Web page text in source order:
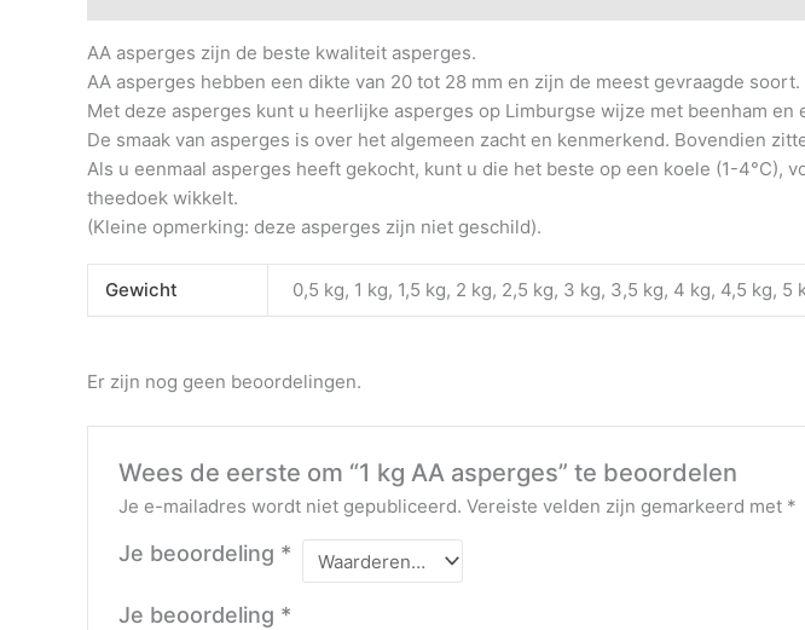
AA asperges zijn de beste kwaliteit asperges.
AA asperges hebben een dikte van 20 tot 28 mm en zijn de meest gevraagde soort.
Met deze asperges kunt u heerlijke asperges op Limburgse wijze met beenham en
De smaak van asperges is over het algemeen zacht en kenmerkend. Bovendien
Als u eenmaal asperges heeft gekocht, kunt u die het beste op een koele (1-
theedoek wikkelt.
(Kleine opmerking: deze asperges zijn niet geschild).
Gewicht 0,5 kg, 1 kg, 1,5 kg, 2 kg, 2,5 kg, 3 kg, 3,5 kg, 4 kg, 4,5 kg, 5
Er zijn nog geen beoordelingen.
Wees de eerste om “1 kg AA asperges” te beoordelen
Je e-mailadres wordt niet gepubliceerd. Vereiste velden zijn gemarkeerd met *
Je beoordeling *
Je beoordeling *